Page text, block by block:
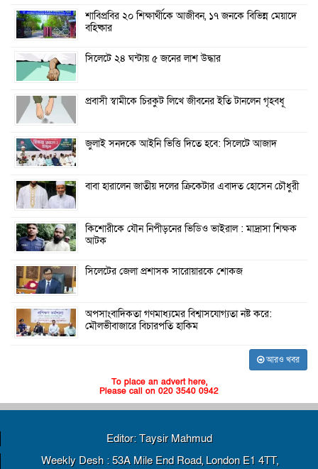
শাবিপ্রবির ২০ শিক্ষার্থীকে আজীবন, ১৭ জনকে বিভিন্ন মেয়াদে
বহিষ্কার
সিলেটে ২৪ ঘন্টায় ৫ জনের লাশ উদ্ধার
প্রবাসী স্বামীকে চিরকুট লিখে জীবনের ইতি টানলেন গৃহবধূ
জুলাই সনদকে আইনি ভিত্তি দিতে হবে: সিলেটে আজাদ
বাবা হারালেন জাতীয় দলের ক্রিকেটার এবাদত হোসেন চৌধুরী
কিশোরীকে যৌন নিপীড়নের ভিডিও ভাইরাল : মাদ্রাসা শিক্ষক
আটক
সিলেটের জেলা প্রশাসক সারোয়ারকে শোকজ
অপসাংবাদিকতা গণমাধ্যমের বিশ্বাসযোগ্যতা নষ্ট করে:
মৌলভীবাজারে বিচারপতি হাকিম
আরও খবর
To place an advert here,
Please call on 020 3540 0942
Editor: Taysir Mahmud
Weekly Desh : 53A Mile End Road, London E1 4TT,